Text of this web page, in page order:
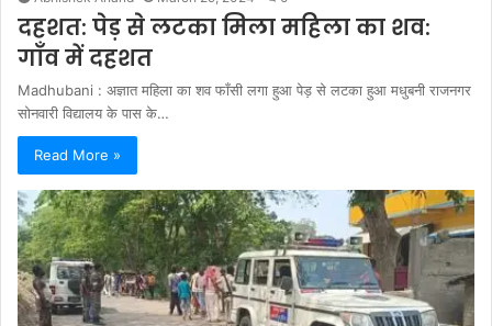
दहशत: पेड़ से लटका मिला महिला का शव:
गाँव में दहशत
Madhubani : अज्ञात महिला का शव फाँसी लगा हुआ पेड़ से लटका हुआ मधुबनी राजनगर
सोनवारी विद्यालय के पास के…
Read More »